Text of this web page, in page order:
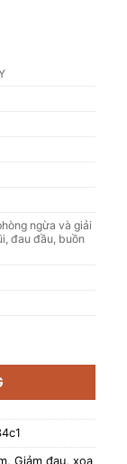
ngừa và giải
đau đầu, buồn
trợ giảm cảm
, Giảm đau, xoa